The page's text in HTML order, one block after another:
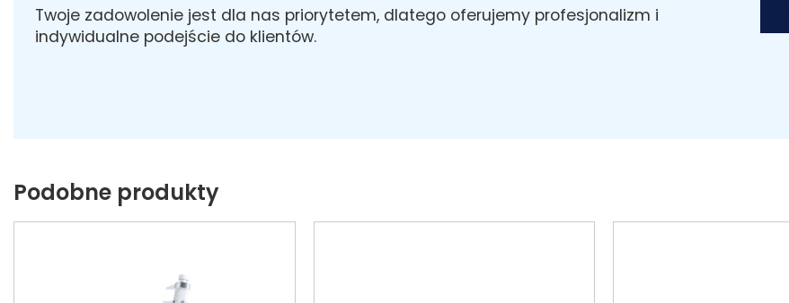
Twoje zadowolenie jest dla nas priorytetem, dlatego oferujemy profesjonalizm i
indywidualne podejście do klientów.
Podobne produkty